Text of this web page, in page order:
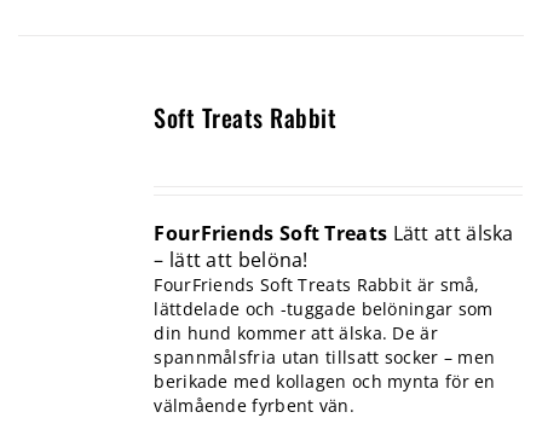
Soft Treats Rabbit
FourFriends Soft Treats Lätt att älska
– lätt att belöna!
FourFriends Soft Treats Rabbit är små,
lättdelade och -tuggade belöningar som
din hund kommer att älska. De är
spannmålsfria utan tillsatt socker – men
berikade med kollagen och mynta för en
välmående fyrbent vän.